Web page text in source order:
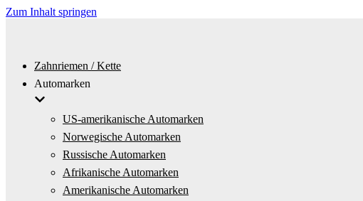
Zum Inhalt springen
Zahnriemen / Kette
Automarken
US-amerikanische Automarken
Norwegische Automarken
Russische Automarken
Afrikanische Automarken
Amerikanische Automarken